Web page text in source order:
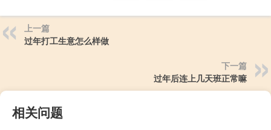
上一篇
过年打工生意怎么样做
下一篇
过年后连上几天班正常嘛
相关问题